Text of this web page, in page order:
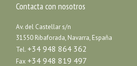
Contacta con nosotros
Av. del Castellar s/n
31550 Ribaforada, Navarra, España
Tel. +34 948 864 362
Fax +34 948 819 497